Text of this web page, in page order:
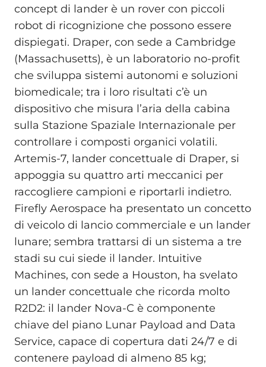
concept di lander è un rover con piccoli
robot di ricognizione che possono essere
dispiegati. Draper, con sede a Cambridge
(Massachusetts), è un laboratorio no-profit
che sviluppa sistemi autonomi e soluzioni
biomedicale; tra i loro risultati c’è un
dispositivo che misura l’aria della cabina
sulla Stazione Spaziale Internazionale per
controllare i composti organici volatili.
Artemis-7, lander concettuale di Draper, si
appoggia su quattro arti meccanici per
raccogliere campioni e riportarli indietro.
Firefly Aerospace ha presentato un concetto
di veicolo di lancio commerciale e un lander
lunare; sembra trattarsi di un sistema a tre
stadi su cui siede il lander. Intuitive
Machines, con sede a Houston, ha svelato
un lander concettuale che ricorda molto
R2D2: il lander Nova-C è componente
chiave del piano Lunar Payload and Data
Service, capace di copertura dati 24/7 e di
contenere payload di almeno 85 kg;